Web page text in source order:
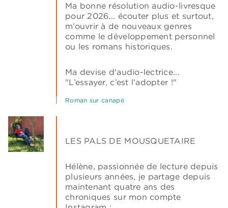
Ma bonne résolution audio-livresque
pour 2026... écouter plus et surtout,
m’ouvrir à de nouveaux genres
comme le développement personnel
ou les romans historiques.
Ma devise d'audio-lectrice...
"L’essayer, c’est l’adopter !"
Roman sur canapé
LES PALS DE MOUSQUETAIRE
Hélène, passionnée de lecture depuis
plusieurs années, je partage depuis
maintenant quatre ans des
chroniques sur mon compte